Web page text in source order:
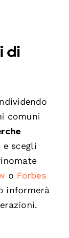
di
comuni
e scegli
o Forbes
informerà